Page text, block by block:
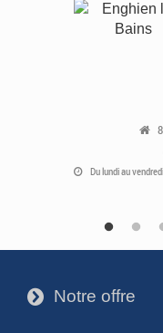
Du lundi au
3 Notre offre